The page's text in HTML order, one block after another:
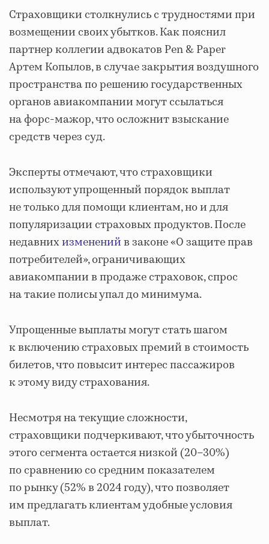
Страховщики столкнулись с трудностями при
возмещении своих убытков. Как пояснил
партнер коллегии адвокатов Pen & Paper
Артем Копылов, в случае закрытия воздушного
пространства по решению государственных
органов авиакомпании могут ссылаться
на форс-мажор, что осложнит взыскание
средств через суд.
Эксперты отмечают, что страховщики
используют упрощенный порядок выплат
не только для помощи клиентам, но и для
популяризации страховых продуктов. После
недавнихизмененийв законе «О защите прав
потребителей», ограничивающих
авиакомпании в продаже страховок, спрос
на такие полисы упал до минимума.
Упрощенные выплаты могут стать шагом
к включению страховых премий в стоимость
билетов, что повысит интерес пассажиров
к этому виду страхования.
Несмотря на текущие сложности,
страховщики подчеркивают, что убыточность
этого сегмента остается низкой (20–30%)
по сравнению со средним показателем
по рынку (52% в 2024 году), что позволяет
им предлагать клиентам удобные условия
выплат.